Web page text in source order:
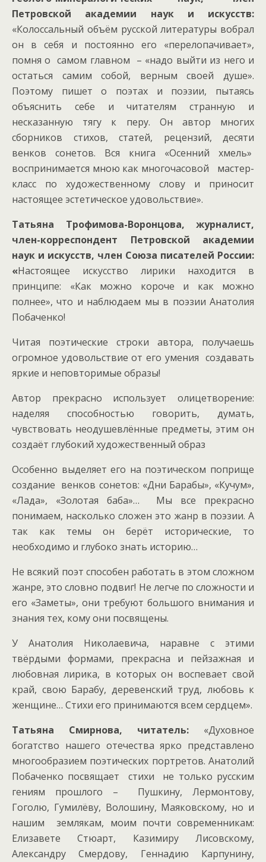
Петровской академии наук и искусств:
«Колоссальный объём русской литературы вобрал
он в себя и постоянно его «перелопачивает»,
помня о самом главном – «надо выйти из него и
остаться самим собой, верным своей душе».
Поэтому пишет о поэтах и поэзии, пытаясь
объяснить себе и читателям странную и
несказанную тягу к перу. Он автор многих
сборников стихов, статей, рецензий, десяти
венков сонетов. Вся книга «Осенний хмель»
воспринимается мною как многочасовой мастер-
класс по художественному слову и приносит
настоящее эстетическое удовольствие».
Татьяна Трофимова-Воронцова, журналист,
член-корреспондент Петровской академии
наук и искусств, член Союза писателей России:
«Настоящее искусство лирики находится в
принципе: «Как можно короче и как можно
полнее», что и наблюдаем мы в поэзии Анатолия
Побаченко!
Читая поэтические строки автора, получаешь
огромное удовольствие от его умения создавать
яркие и неповторимые образы!
Автор прекрасно использует олицетворение:
наделяя способностью говорить, думать,
чувствовать неодушевлённые предметы, этим он
создаёт глубокий художественный образ
Особенно выделяет его на поэтическом поприще
создание венков сонетов: «Дни Барабы», «Кучум»,
«Лада», «Золотая баба»… Мы все прекрасно
понимаем, насколько сложен это жанр в поэзии. А
так как темы он берёт исторические, то
необходимо и глубоко знать историю…
Не всякий поэт способен работать в этом сложном
жанре, это словно подвиг! Не легче по сложности и
его «Заметы», они требуют большого внимания и
знания тех, кому они посвящены.
У Анатолия Николаевича, наравне с этими
твёрдыми формами, прекрасна и пейзажная и
любовная лирика, в которых он воспевает свой
край, свою Барабу, деревенский труд, любовь к
женщине… Стихи его принимаются всем сердцем».
Татьяна Смирнова, читатель: «Духовное
богатство нашего отечества ярко представлено
многообразием поэтических портретов. Анатолий
Побаченко посвящает стихи не только русским
гениям прошлого – Пушкину, Лермонтову,
Гоголю, Гумилёву, Волошину, Маяковскому, но и
нашим землякам, моим почти современникам:
Елизавете Стюарт, Казимиру Лисовскому,
Александру Смердову, Геннадию Карпунину,